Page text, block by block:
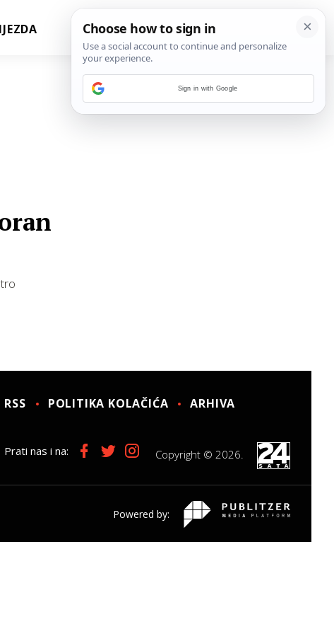
RSS POLITIKA KOLAČIĆA ARHIVA
Prati nas i na: Copyright © 2026.
Powered by:
Sign in with Google